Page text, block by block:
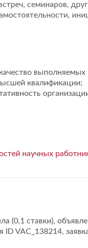
семинаров,
выполняемых
квалификации;
научных
(0,1 ставки),
ID VAC_138214,